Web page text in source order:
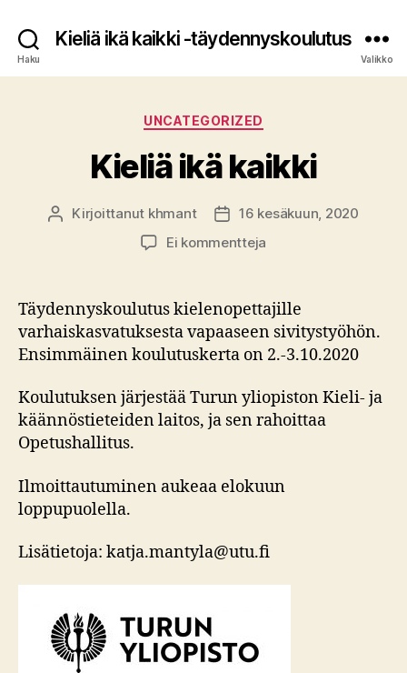
Haku
Kieliä ikä kaikki -täydennyskoulutus
Valikko
Kategoriat
UNCATEGORIZED
Kieliä ikä kaikki
Kirjoittaja
Kirjoittanut khmant Julkaisupäivämäärä
16 kesäkuun, 2020
Ei kommentteja
kaikki
Täydennyskoulutus kielenopettajille
varhaiskasvatuksesta vapaaseen sivitystyöhön.
Ensimmäinen koulutuskerta on 2.-3.10.2020
Koulutuksen järjestää Turun yliopiston Kieli- ja
käännöstieteiden laitos, ja sen rahoittaa
Opetushallitus.
Ilmoittautuminen aukeaa elokuun
loppupuolella.
Lisätietoja: katja.mantyla@utu.fi